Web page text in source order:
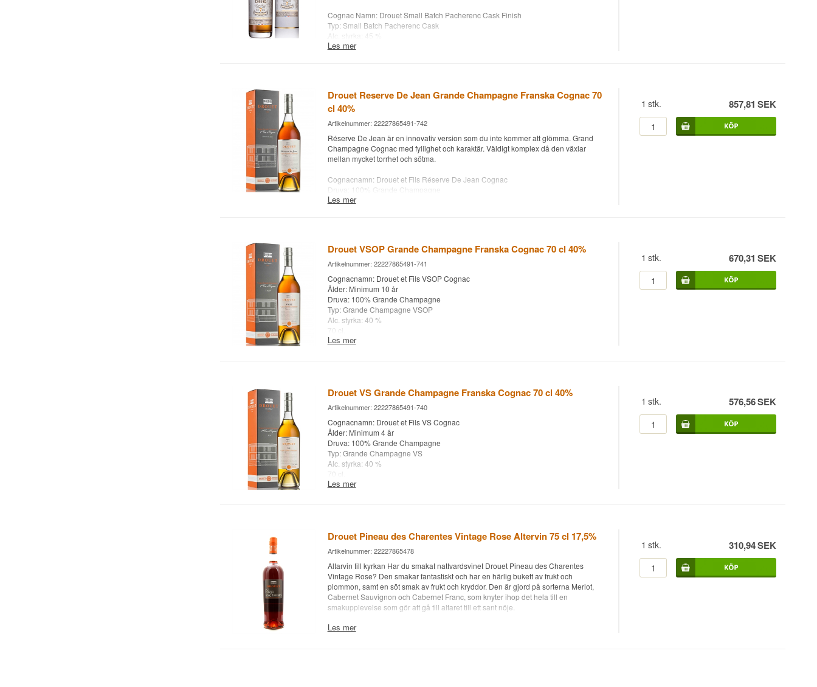
Cognac Namn: Drouet Small Batch Pacherenc Cask Finish
Typ: Small Batch Pacherenc Cask
Alc. styrka: 45 %
70 cl.
Les mer
Drouet Reserve De Jean Grande Champagne Franska Cognac 70
cl 40%
Artikelnummer: 22227865491-742
Réserve De Jean är en innovativ version som du inte kommer att glömma. Grand
Champagne Cognac med fyllighet och karaktär. Väldigt komplex då den växlar
mellan mycket torrhet och sötma.
Cognacnamn: Drouet et Fils Réserve De Jean Cognac
Druva: 100% Grande Champagne
Typ: Grande Champagne
XO? Whisky.dk har allt inom cognac som kan avnjutas i chesterfieldsoffan med rätt
cognacglas från Riedel .
Les mer
1 stk. 857,81 SEK
Drouet VSOP Grande Champagne Franska Cognac 70 cl 40%
Artikelnummer: 22227865491-741
Cognacnamn: Drouet et Fils VSOP Cognac
Ålder: Minimum 10 år
Druva: 100% Grande Champagne
Typ: Grande Champagne VSOP
Alc. styrka: 40 %
70 cl.
Övrigt: Super 10-årig VSOP-konjak för priset - Saftig och elegant kryddig. Vanilj och
cognacglas från Riedel .
Les mer
1 stk. 670,31 SEK
Drouet VS Grande Champagne Franska Cognac 70 cl 40%
Artikelnummer: 22227865491-740
Cognacnamn: Drouet et Fils VS Cognac
Ålder: Minimum 4 år
Druva: 100% Grande Champagne
Typ: Grande Champagne VS
Alc. styrka: 40 %
70 cl.
Övrigt: Super VS cognac för priset
Les mer
1 stk. 576,56SEK
Drouet Pineau des Charentes Vintage Rose Altervin 75 cl 17,5%
Artikelnummer: 22227865478
Altarvin till kyrkan Har du smakat nattvardsvinet Drouet Pineau des Charentes
Vintage Rose? Den smakar fantastiskt och har en härlig bukett av frukt och
plommon, samt en söt smak av frukt och kryddor. Den är gjord på sorterna Merlot,
Cabernet Sauvignon och Cabernet Franc, som knyter ihop det hela till en
smakupplevelse som gör att gå till altaret till ett sant nöje.
Om Pineau des Charentes berättar legenden att den upptäcktes av misstag på
Les mer
1 stk. 310,94SEK